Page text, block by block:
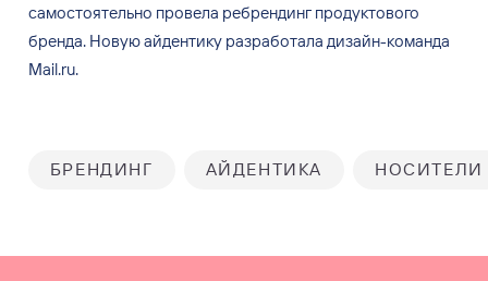
самостоятельно провела ребрендинг продуктового
бренда. Новую айдентику разработала дизайн-команда
Mail.ru.
БРЕНДИНГ АЙДЕНТИКА НОСИТЕЛИ